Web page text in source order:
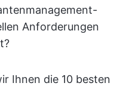
Anforderungen
Ihnen die 10 besten